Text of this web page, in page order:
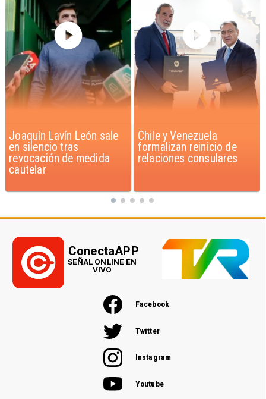
Chile y Venezuela
formalizan reinicio de
relaciones consulares
Feriantes rechazan
dichos de Camila Flores
sobre Fabiola Campillai
Facebook
Twitter
Instagram
Youtube
ConectaAPP
SEÑAL ONLINE EN
VIVO